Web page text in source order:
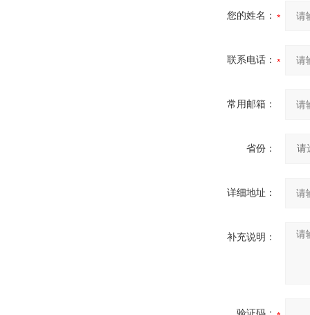
您的姓名：
联系电话：
常用邮箱：
省份：
详细地址：
补充说明：